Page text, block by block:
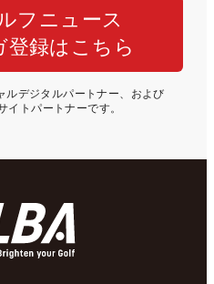
フニュース
登録はこちら
ルデジタルパートナー、および
イトパートナーです。